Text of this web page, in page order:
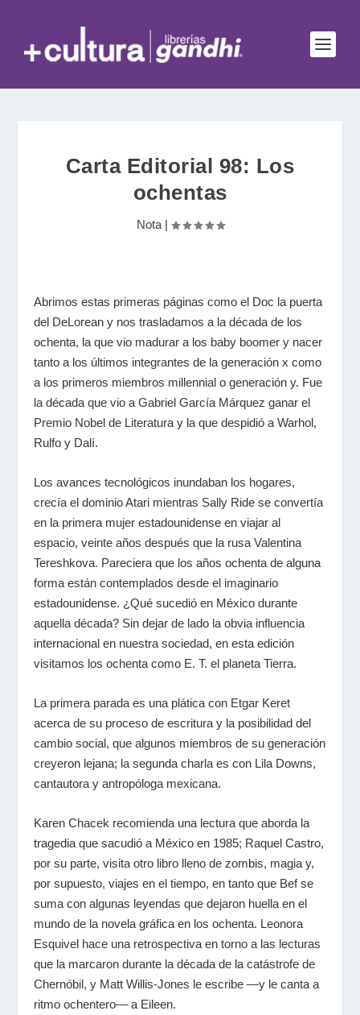
Carta Editorial 98: Los
ochentas
Nota|
Abrimos estas primeras páginas como el Doc la puerta
del DeLorean y nos trasladamos a la década de los
ochenta, la que vio madurar a los baby boomer y nacer
tanto a los últimos integrantes de la generación x como
a los primeros miembros millennial o generación y. Fue
la década que vio a Gabriel García Márquez ganar el
Premio Nobel de Literatura y la que despidió a Warhol,
Rulfo y Dalí.
Los avances tecnológicos inundaban los hogares,
crecía el dominio Atari mientras Sally Ride se convertía
en la primera mujer estadounidense en viajar al
espacio, veinte años después que la rusa Valentina
Tereshkova. Pareciera que los años ochenta de alguna
forma están contemplados desde el imaginario
estadounidense. ¿Qué sucedió en México durante
aquella década? Sin dejar de lado la obvia influencia
internacional en nuestra sociedad, en esta edición
visitamos los ochenta como E. T. el planeta Tierra.
La primera parada es una plática con Etgar Keret
acerca de su proceso de escritura y la posibilidad del
cambio social, que algunos miembros de su generación
creyeron lejana; la segunda charla es con Lila Downs,
cantautora y antropóloga mexicana.
Karen Chacek recomienda una lectura que aborda la
tragedia que sacudió a México en 1985; Raquel Castro,
por su parte, visita otro libro lleno de zombis, magia y,
por supuesto, viajes en el tiempo, en tanto que Bef se
suma con algunas leyendas que dejaron huella en el
mundo de la novela gráfica en los ochenta. Leonora
Esquivel hace una retrospectiva en torno a las lecturas
que la marcaron durante la década de la catástrofe de
Chernóbil, y Matt Willis-Jones le escribe —y le canta a
ritmo ochentero— a Eileen.